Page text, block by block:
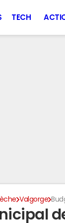
TECH
Valgorge